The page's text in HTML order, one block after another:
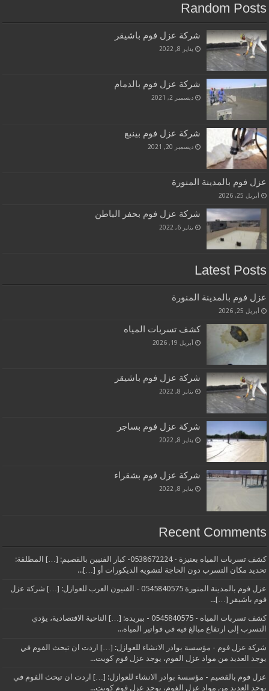
Random Posts
شركة عزل فوم باشيقر
يناير 8, 2022
شركة عزل فوم بالدمام
ديسمبر 2, 2021
شركة عزل فوم بينبع
ديسمبر 20, 2021
عزل فوم بالمدينة المنورة
أبريل 25, 2026
شركة عزل فوم بحفر الباطن
يناير 6, 2022
Latest Posts
عزل فوم بالمدينة المنورة
أبريل 25, 2026
كشف تسربات المياه
أبريل 19, 2026
شركة عزل فوم باشيقر
يناير 8, 2022
شركة عزل فوم بساجر
يناير 8, 2022
شركة عزل فوم بشقراء
يناير 8, 2022
Recent Comments
كشف تسربات المياه بعنيزة - 0538672224- كبار الفنيين بالقصيم: […] المطلقة:
تحديد مكان التسرب دون الحاجة لتشويه الديكورات أو […]...
عزل فوم بالمدينة المنورة 0545840575 - الفنيون العرب للعوازل: […] شركة عزل
فوم باشيقر […]...
كشف تسربات المياه - 0545840575 - ببريده: […] الناحية الاقتصادية، يؤدي
التسرب إلى ارتفاع مبالغ فيه في فواتير المياه...
شركة عزل فوم - مؤسسة بوادر الانشاء للعوازل: […] اردت ان تبحث الفوم في
يوجد العديد من مواد عزل الفوم، يوجد عزل فوم كويت...
عزل فوم بالقصيم - مؤسسة بوادر الانشاء للعوازل: […] اردت ان تبحث الفوم في
يوجد العديد من مواد عزل الفوم، يوجد عزل فوم كويت...